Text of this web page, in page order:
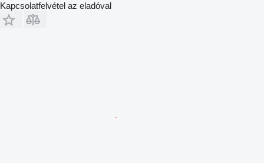
Kapcsolatfelvétel az eladóval